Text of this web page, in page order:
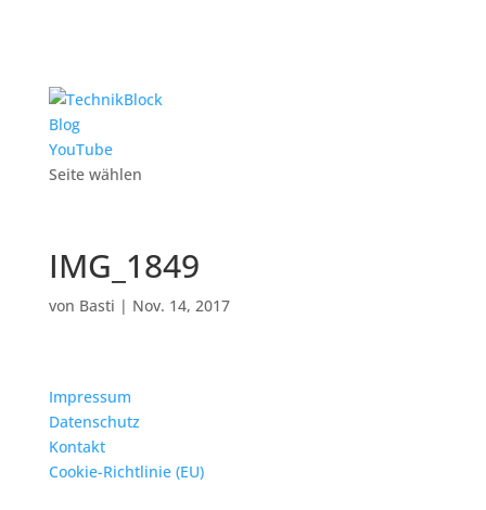
Blog
YouTube
Seite wählen
IMG_1849
von Basti | Nov. 14, 2017
Impressum
Datenschutz
Kontakt
Cookie-Richtlinie (EU)